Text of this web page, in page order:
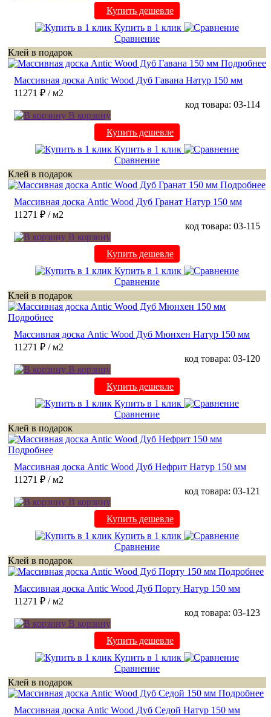
Купить дешевле
Купить в 1 клик
Сравнение
Клей в подарок
Подробнее
Массивная доска Antic Wood Дуб Гавана Натур 150 мм
11271 ₽ / м2
код товара: 03-114
В корзину
Купить дешевле
Купить в 1 клик
Сравнение
Клей в подарок
Подробнее
Массивная доска Antic Wood Дуб Гранат Натур 150 мм
11271 ₽ / м2
код товара: 03-115
В корзину
Купить дешевле
Купить в 1 клик
Сравнение
Клей в подарок
Подробнее
Массивная доска Antic Wood Дуб Мюнхен Натур 150 мм
11271 ₽ / м2
код товара: 03-120
В корзину
Купить дешевле
Купить в 1 клик
Сравнение
Клей в подарок
Подробнее
Массивная доска Antic Wood Дуб Нефрит Натур 150 мм
11271 ₽ / м2
код товара: 03-121
В корзину
Купить дешевле
Купить в 1 клик
Сравнение
Клей в подарок
Подробнее
Массивная доска Antic Wood Дуб Порту Натур 150 мм
11271 ₽ / м2
код товара: 03-123
В корзину
Купить дешевле
Купить в 1 клик
Сравнение
Клей в подарок
Подробнее
Массивная доска Antic Wood Дуб Седой Натур 150 мм